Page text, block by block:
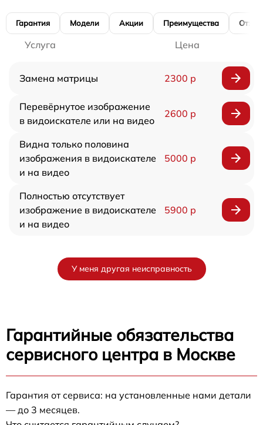
Гарантия Модели Акции Преимущества
Услуга Цена
Замена матрицы 2300 р
Перевёрнутое изображение
в видоискателе или на видео
2600 р
Видна только половина
изображения в видоискателе
и на видео
5000 р
Полностью отсутствует
изображение в видоискателе
и на видео
5900 р
У меня другая неисправность
Гарантийные обязательства
сервисного центра в Москве
Гарантия от сервиса: на установленные нами детали
— до 3 месяцев.